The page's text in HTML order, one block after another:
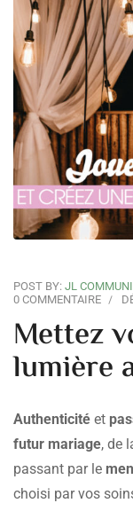
POST BY: JL
0 COMMENTAIRE
Mettez
lumière
Authenticité et
futur mariage, de
passant par le
choisi par vos